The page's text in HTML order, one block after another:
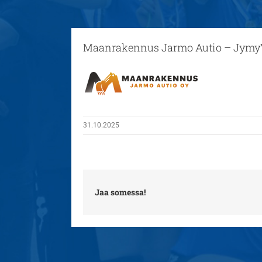
Maanrakennus Jarmo Autio –
31.10.2025
Jaa somessa!